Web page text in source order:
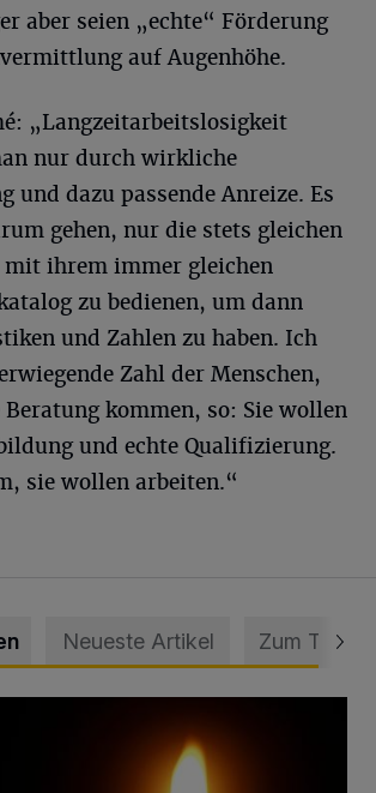
aber seien „echte“ Förderung
auf Augenhöhe.
„Langzeitarbeitslosigkeit
nur durch wirkliche
und dazu passende Anreize. Es
gehen, nur die stets gleichen
ihrem immer gleichen
zu bedienen, um dann
und Zahlen zu haben. Ich
Zahl der Menschen,
kommen, so: Sie wollen
und echte Qualifizierung.
sie wollen arbeiten.“
Neueste Artikel Zum Thema